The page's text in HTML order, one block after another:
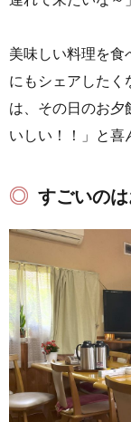
美味しい料理を食
にもシェアしたく
は、その日のお夕
いしい！！」と喜
すごいの